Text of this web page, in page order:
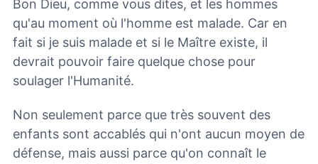
Bon Dieu, comme vous dites, et les hommes
qu'au moment où l'homme est malade. Car en
fait si je suis malade et si le Maître existe, il
devrait pouvoir faire quelque chose pour
soulager l'Humanité.
Non seulement parce que très souvent des
enfants sont accablés qui n'ont aucun moyen de
défense, mais aussi parce qu'on connaît le